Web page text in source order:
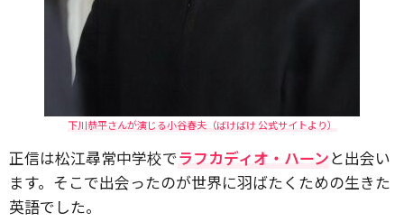
下川恭平さんが演じる小谷春夫（ばけばけ 公式サイトより）
正信は松江尋常中学校でラフカディオ・ハーンと出会い
ます。そこで出会ったのが世界に羽ばたくための生きた
英語でした。